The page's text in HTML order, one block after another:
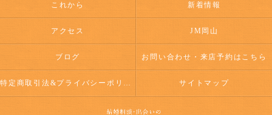
これから 新着情報
アクセス JM岡山
ブログ お問い合わせ・来店予約はこちら
特定商取引法&プライバシーポリシー サイトマップ